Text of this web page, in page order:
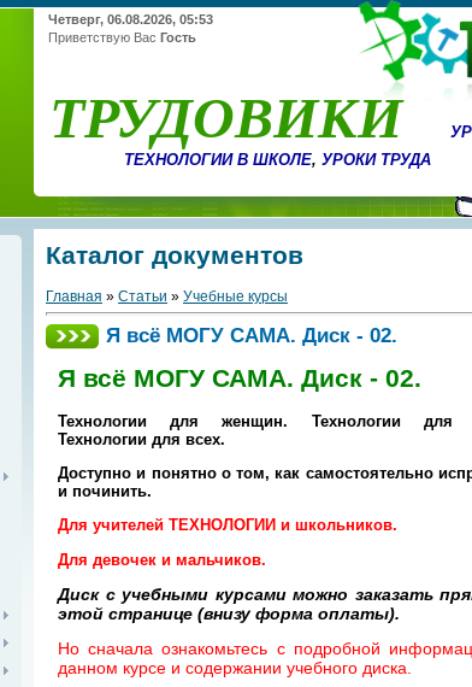
Четверг, 06.08.2026, 05:53
Приветствую Вас Гость
ТРУДОВИКИ
ТЕХНОЛОГИИ В ШКОЛЕ, УРОКИ ТРУДА
Каталог документов
Главная » Статьи » Учебные курсы
Я всё МОГУ САМА. Диск - 02.
Я всё МОГУ САМА. Диск - 02.
Технологии для женщин. Технологии для
Технологии для всех.
Доступно и понятно о том, как самостоятельно
и починить.
Для учителей ТЕХНОЛОГИИ и школьников.
Для девочек и мальчиков.
Диск с учебными курсами можно заказать
этой странице (внизу форма оплаты).
Но сначала ознакомьтесь с подробной
данном курсе и содержании учебного диска.